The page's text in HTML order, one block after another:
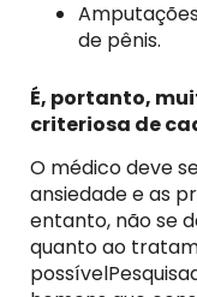
de pênis.
É, portanto,
criteriosa de
O médico deve
ansiedade e as
entanto, não se
quanto ao